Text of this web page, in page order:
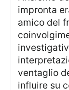
impronta
amico del
ventaglio
influire su